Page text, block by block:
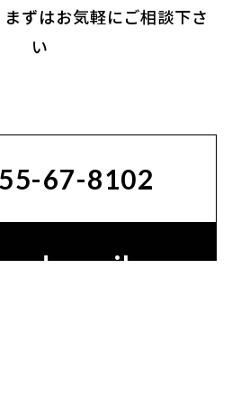
ずはお気軽にご相談下さ
い
67-8102
email